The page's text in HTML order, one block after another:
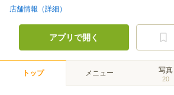
店舗情報（詳細）
アプリで開く
トップ メニュー 写真
20